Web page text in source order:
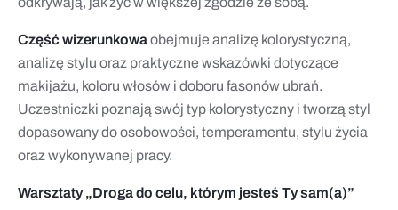
Część wizerunkowaobejmuje analizę kolorystyczną,
analizę stylu oraz praktyczne wskazówki dotyczące
makijażu, koloru włosów i doboru fasonów ubrań.
Uczestniczki poznają swój typ kolorystyczny i tworzą styl
dopasowany do osobowości, temperamentu, stylu życia
oraz wykonywanej pracy.
Warsztaty „Droga do celu, którym jesteś Ty sam(a)”